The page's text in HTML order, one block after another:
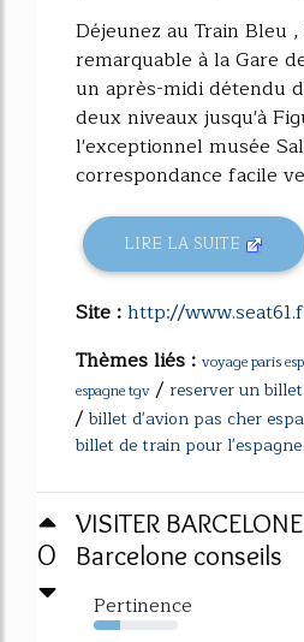
Déjeunez au Train Bleu
remarquable à la Gare
un après-midi détendu
deux niveaux jusqu'à
l'exceptionnel musée
correspondance facile
LIRE LA SUITE
Site :http://
Thèmes liés : voyage paris
espagne tgv / reserver un
/ billet d'avion pas cher
billet de train pour l'espagne
0
VISITER
Barcelone conseils
Pertinence
32%